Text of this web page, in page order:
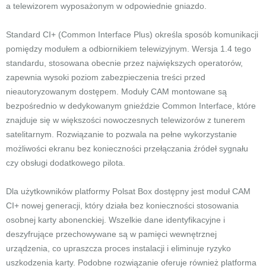
a telewizorem wyposażonym w odpowiednie gniazdo.
Standard CI+ (Common Interface Plus) określa sposób komunikacji
pomiędzy modułem a odbiornikiem telewizyjnym. Wersja 1.4 tego
standardu, stosowana obecnie przez największych operatorów,
zapewnia wysoki poziom zabezpieczenia treści przed
nieautoryzowanym dostępem. Moduły CAM montowane są
bezpośrednio w dedykowanym gnieździe Common Interface, które
znajduje się w większości nowoczesnych telewizorów z tunerem
satelitarnym. Rozwiązanie to pozwala na pełne wykorzystanie
możliwości ekranu bez konieczności przełączania źródeł sygnału
czy obsługi dodatkowego pilota.
Dla użytkowników platformy Polsat Box dostępny jest moduł CAM
CI+ nowej generacji, który działa bez konieczności stosowania
osobnej karty abonenckiej. Wszelkie dane identyfikacyjne i
deszyfrujące przechowywane są w pamięci wewnętrznej
urządzenia, co upraszcza proces instalacji i eliminuje ryzyko
uszkodzenia karty. Podobne rozwiązanie oferuje również platforma